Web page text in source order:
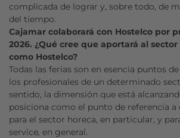
complicada de lograr y, sobre todo, de
del tiempo.
Cajamar colaborará con Hostelco por
2026. ¿Qué cree que aportará al
como Hostelco?
Todas las ferias son en esencia puntos
los profesionales de un determinado
sentido, la dimensión que está
posiciona como el punto de referencia a
para el sector horeca, en particular, y
service en general.